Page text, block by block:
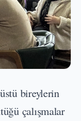
bireylerin
çalışmalar